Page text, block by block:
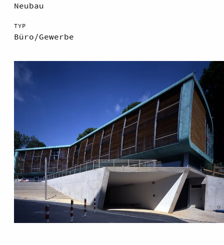
Neubau
TYP
Büro/Gewerbe